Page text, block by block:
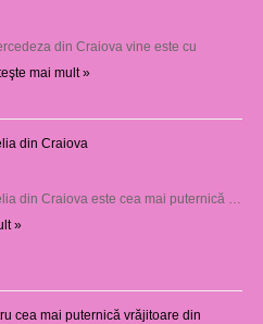
din Craiova vine este cu
mai mult »
din Craiova
din Craiova este cea mai puternică …
»
cea mai puternică vrăjitoare din